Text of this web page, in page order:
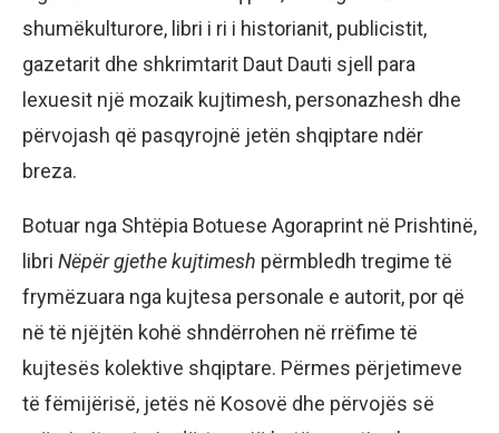
shumëkulturore, libri i ri i historianit, publicistit,
gazetarit dhe shkrimtarit Daut Dauti sjell para
lexuesit një mozaik kujtimesh, personazhesh dhe
përvojash që pasqyrojnë jetën shqiptare ndër
breza.
Botuar nga Shtëpia Botuese Agoraprint në Prishtinë,
libri Nëpër gjethe kujtimesh përmbledh tregime të
frymëzuara nga kujtesa personale e autorit, por që
në të njëjtën kohë shndërrohen në rrëfime të
kujtesës kolektive shqiptare. Përmes përjetimeve
të fëmijërisë, jetës në Kosovë dhe përvojës së